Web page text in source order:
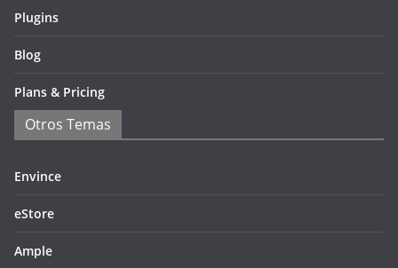
Plugins
Blog
Plans & Pricing
Otros Temas
Envince
eStore
Ample